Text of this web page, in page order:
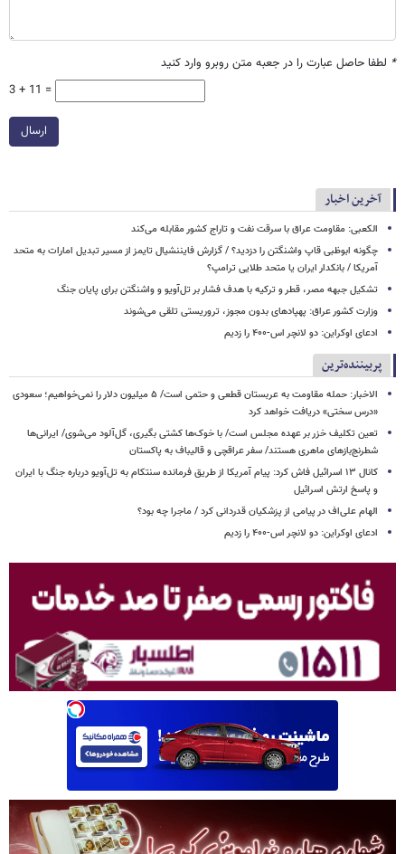
* لطفا حاصل عبارت را در جعبه متن روبرو وارد کنید
3 + 11 =
ارسال
آخرین اخبار
الکعبی: مقاومت عراق با سرقت نفت و تاراج کشور مقابله می‌کند
چگونه ابوظبی قاپ واشنگتن را دزدید؟ / گزارش فایننشیال تایمز از مسیر تبدیل امارات به متحد
آمریکا / بانکدار ایران یا متحد طلایی ترامپ؟
تشکیل جبهه‌ مصر، قطر و ترکیه با هدف فشار بر تل‌آویو و واشنگتن برای پایان جنگ
وزارت کشور عراق: پهپادهای بدون مجوز، تروریستی تلقی می‌شوند
ادعای اوکراین: دو لانچر اس-۴۰۰ را زدیم
پربیننده‌ترین
الاخبار: حمله مقاومت به عربستان قطعی و حتمی است/ ۵ میلیون دلار را نمی‌خواهیم؛ سعودی
«درس سختی» دریافت خواهد کرد
تعین تکلیف خزر بر عهده مجلس است/ با خوک‌ها کشتی بگیری، گل‌آلود می‌شوی/ ایرانی‌ها
شطرنج‌بازهای ماهری هستند/ سفر عراقچی و قالیباف به پاکستان
کانال ۱۳ اسرائیل فاش کرد: پیام آمریکا از طریق فرمانده سنتکام به تل‌آویو درباره جنگ با ایران
و پاسخ ارتش اسرائیل
الهام علی‌اف در پیامی از پزشکیان قدردانی کرد / ماجرا چه بود؟
ادعای اوکراین: دو لانچر اس-۴۰۰ را زدیم